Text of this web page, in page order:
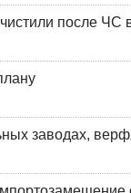
после ЧС
заводах,